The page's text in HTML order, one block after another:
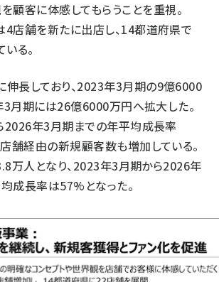
顧客に体感してもらうことを重視。
店舗を新たに出店し、14都道府県で
る。
長しており、2023年3月期の9億6000
3月期には26億6000万円へ拡大した。
2026年3月期までの年平均成長率
店舗経由の新規顧客数も増加している。
万人となり、2023年3月期から2026年
成長率は57%となった。